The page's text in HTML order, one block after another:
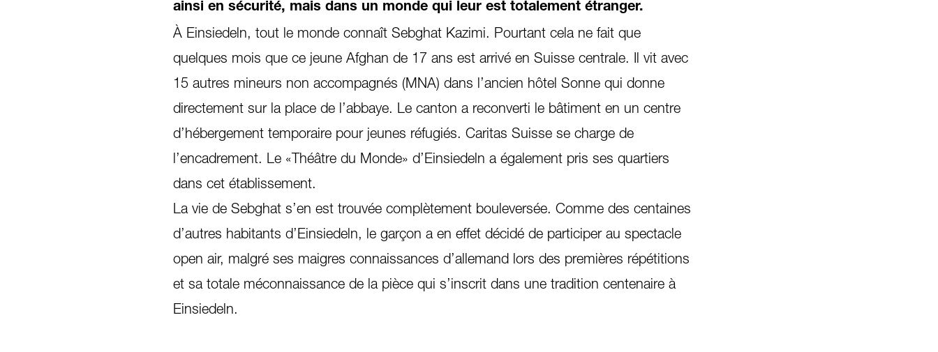
ainsi en sécurité, mais dans un monde qui leur est totalement étranger.
À Einsiedeln, tout le monde connaît Sebghat Kazimi. Pourtant cela ne fait que
quelques mois que ce jeune Afghan de 17 ans est arrivé en Suisse centrale. Il vit avec
15 autres mineurs non accompagnés (MNA) dans l’ancien hôtel Sonne qui donne
directement sur la place de l’abbaye. Le canton a reconverti le bâtiment en un centre
d’hébergement temporaire pour jeunes réfugiés. Caritas Suisse se charge de
l’encadrement. Le «Théâtre du Monde» d’Einsiedeln a également pris ses quartiers
dans cet établissement.
La vie de Sebghat s’en est trouvée complètement bouleversée. Comme des centaines
d’autres habitants d’Einsiedeln, le garçon a en effet décidé de participer au spectacle
open air, malgré ses maigres connaissances d’allemand lors des premières répétitions
et sa totale méconnaissance de la pièce qui s’inscrit dans une tradition centenaire à
Einsiedeln.